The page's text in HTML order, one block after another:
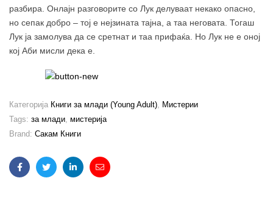
разбира. Онлајн разговорите со Лук делуваат некако опасно,
но сепак добро – тој е нејзината тајна, а таа неговата. Тогаш
Лук ја замолува да се сретнат и таа прифаќа. Но Лук не е оној
кој Аби мисли дека е.
Категорија Книги за млади (Young Adult), Мистерии
Tags: за млади, мистерија
Brand: Сакам Книги
FacebookTwitterLinkedinEmail